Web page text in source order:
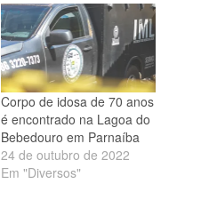
Corpo de idosa de 70 anos
é encontrado na Lagoa do
Bebedouro em Parnaíba
24 de outubro de 2022
Em "Diversos"